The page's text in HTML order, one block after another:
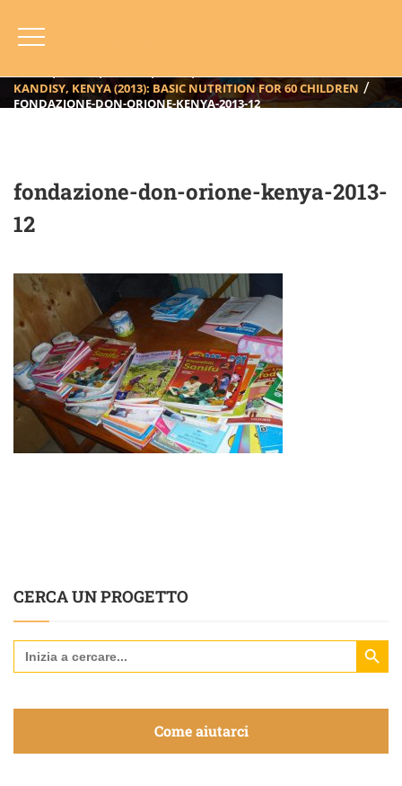
Fondazione-Don-Orione-Kenya-
2013-12
HOME BLOG ANNO
2013
KANDISY, KENYA (2013): BASIC NUTRITION FOR 60 CHILDREN
FONDAZIONE-DON-ORIONE-KENYA-2013-12
fondazione-don-orione-kenya-2013-
12
CERCA UN PROGETTO
Search
for:
Search
Come aiutarci